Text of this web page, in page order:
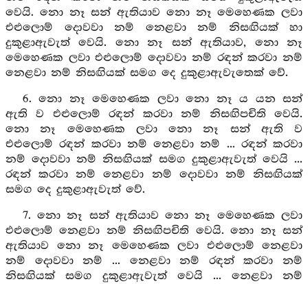
වෙයි. නො නෑ සන් ඇතියාව නො නෑ මෙහෙණක ලවා
එළුලොම් දොවවා නම් නෙළවා නම් නිසඟියක් හා
දුකුළාඇවැත් වෙයි. නො නෑ සන් ඇතියාව, නො නෑ
මෙහෙණක ලවා එළුලොම් දොවවා නම් රඳන් කරවා නම්
නෙළවා නම් නිසඟියක් සමග දෙ දුකුළාඇවැතෙක් වේ.
6. නො නෑ මෙහෙණක ලවා නො නෑ ය යන සන්
ඇති ව එළුලොම් රඳන් කරවා නම් නිසඟිපචිති වෙයි.
නො නෑ මෙහෙණක ලවා නො නෑ සන් ඇති ව
එළුලොම් රඳන් කරවා නම් නෙළවා නම් ... රඳන් කරවා
නම් දොවවා නම් නිසඟියක් සමග දුකුළාඇවැත් වෙයි ...
රඳන් කරවා නම් නෙළවා නම් දොවවා නම් නිසඟියක්
සමග දෙ දුකුළාඇවැත් වේ.
7. නො නෑ සන් ඇතියාව නො නෑ මෙහෙණක ලවා
එළුලොම් නෙළවා නම් නිසඟිපචිති වෙයි. නො නෑ සන්
ඇතියාව නො නෑ මෙහෙණක ලවා එළුලොම් නෙළවා
නම් දොවවා නම් ... නෙළවා නම් රඳන් කරවා නම්
නිසඟියක් සමග දුකුළාඇවැත් වෙයි ... නෙළවා නම්